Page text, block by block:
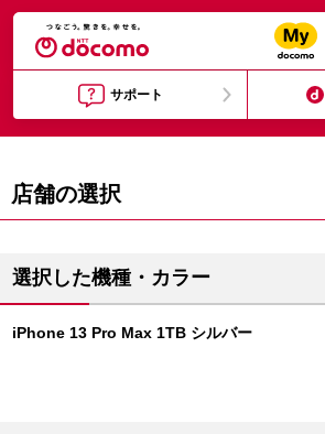
サポート
店舗の選択
選択した機種・カラー
iPhone 13 Pro Max 1TB シルバー